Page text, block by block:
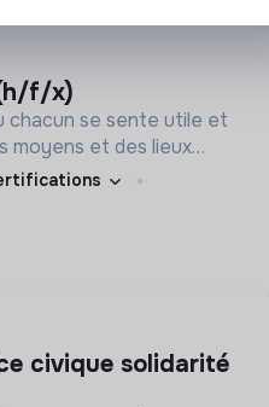
f/x)
chacun se sente utile et
moyens et des lieux